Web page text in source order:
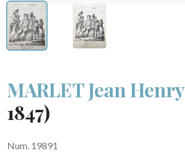
MARLET Jean Henry
1847)
Num. 19891